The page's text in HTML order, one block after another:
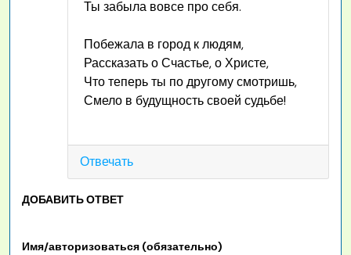
Ты забыла вовсе про себя.
Побежала в город к людям,
Рассказать о Счастье, о Христе,
Что теперь ты по другому смотришь,
Смело в будущность своей судьбе!
Отвечать
ДОБАВИТЬ ОТВЕТ
Имя/авторизоваться (обязательно)